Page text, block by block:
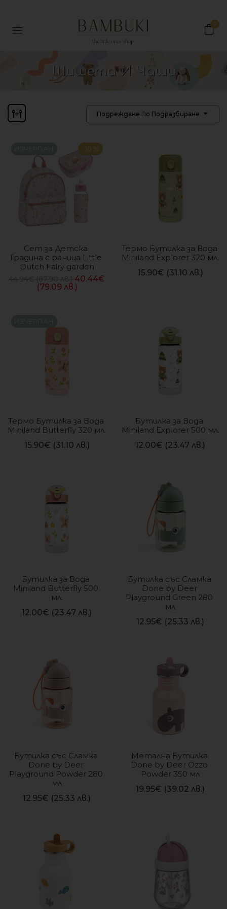
0
Шишета И Чаши
On sale (13)
Подреждане По Подразбиране
- 10 %
Сет за Детска
Градина с раница Little
Dutch Fairy garden
40.44€
(79.09 лв.)
Термо Бутилка за Вода
Miniland Explorer 320 мл.
15.90€ (31.10 лв.)
Термо Бутилка за Вода
Miniland Butterfly 320 мл.
15.90€ (31.10 лв.)
Бутилка за Вода
Miniland Explorer 500 мл.
12.00€ (23.47 лв.)
Бутилка за Вода
Miniland Butterfly 500
мл.
12.00€ (23.47 лв.)
Бутилка със Сламка
Done by Deer
Playground Green 280
мл
12.95€ (25.33 лв.)
Бутилка със Сламка
Done by Deer
Playground Powder 280
мл
12.95€ (25.33 лв.)
Метална Бутилка
Done by Deer Ozzo
Powder 350 мл
19.95€ (39.02 лв.)